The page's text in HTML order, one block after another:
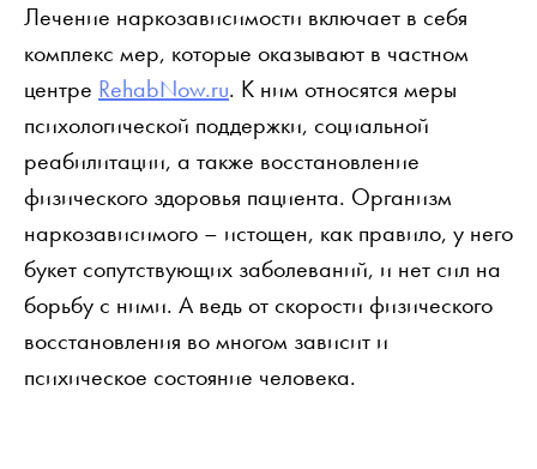
Лечение наркозависимости включает в себя
комплекс мер, которые оказывают в частном
центре RehabNow.ru. К ним относятся меры
психологической поддержки, социальной
реабилитации, а также восстановление
физического здоровья пациента. Организм
наркозависимого – истощен, как правило, у него
букет сопутствующих заболеваний, и нет сил на
борьбу с ними. А ведь от скорости физического
восстановления во многом зависит и
психическое состояние человека.